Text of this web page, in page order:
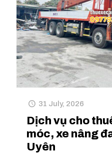
31 July, 2026
Dịch vụ cho
móc, xe nâng
Uyên